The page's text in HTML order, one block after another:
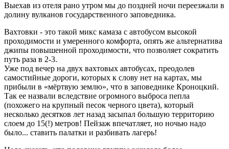
Выехав из отеля рано утром мы до поздней ночи переезжали в
долину вулканов государственного заповедника.
Вахтовки - это такой микс камаза с автобусом высокой
проходимости и умеренного комфорта, опять же альтернатива
джипы повышенной проходимости, что позволяет сократить
путь раза в 2-3.
Уже под вечер на двух вахтовых автобусах, преодолев
самостийные дороги, которых к слову нет на картах, мы
прибыли в «мёртвую землю», что в заповеднике Кроноцкий.
Так ее назвали вследствие огромного выброса пепла
(похожего на крупный песок черного цвета), который
несколько десятков лет назад засыпал большую территорию
слоем до 15(!) метров! Пейзаж впечатляет, но ночью надо
было... ставить палатки и разбивать лагерь!